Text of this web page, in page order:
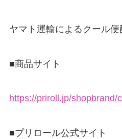
ヤマト運輸によるクール便
■商品サイト
https://priroll.jp/shopbrand/
■プリロール公式サイト